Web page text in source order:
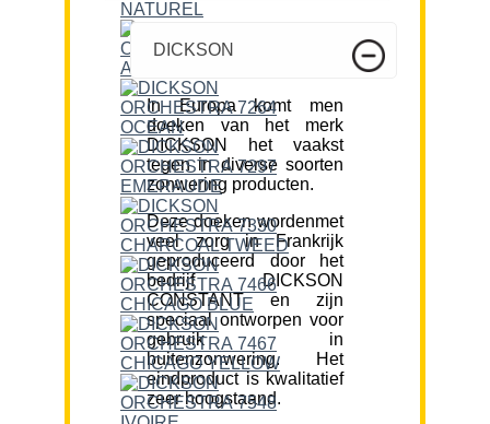
DICKSON
In Europa komt men
doeken van het merk
DICKSON het vaakst
tegen in diverse soorten
zonwering producten.
Deze doeken wordenmet
veel zorg in Frankrijk
geproduceerd door het
bedrijf DICKSON
CONSTANT en zijn
speciaal ontworpen voor
gebruik in
buitenzonwering. Het
eindproduct is kwalitatief
zeer hoogstaand.